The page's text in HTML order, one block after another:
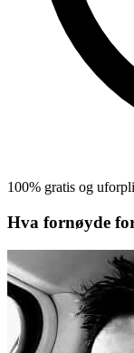
100% gratis og
Hva fornøyde